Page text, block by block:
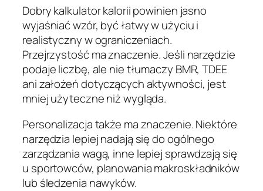
Dobry kalkulator kalorii powinien jasno
wyjaśniać wzór, być łatwy w użyciu i
realistyczny w ograniczeniach.
Przejrzystość ma znaczenie. Jeśli narzędzie
podaje liczbę, ale nie tłumaczy BMR, TDEE
ani założeń dotyczących aktywności, jest
mniej użyteczne niż wygląda.
Personalizacja także ma znaczenie. Niektóre
narzędzia lepiej nadają się do ogólnego
zarządzania wagą, inne lepiej sprawdzają się
u sportowców, planowania makroskładników
lub śledzenia nawyków.